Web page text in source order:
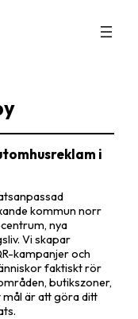
i
kommun norr
nya
Vi skapar
kampanjer och
faktiskt rör
butikszoner,
är att göra ditt